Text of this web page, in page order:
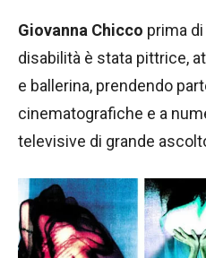
Giovanna Chicco prima
disabilità è stata pittrice,
e ballerina, prendendo
cinematografiche e a
televisive di grande